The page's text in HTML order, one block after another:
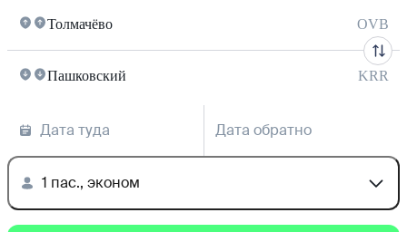
Толмачёво OVB
Пашковский KRR
Дата туда Дата обратно
1 пас., эконом